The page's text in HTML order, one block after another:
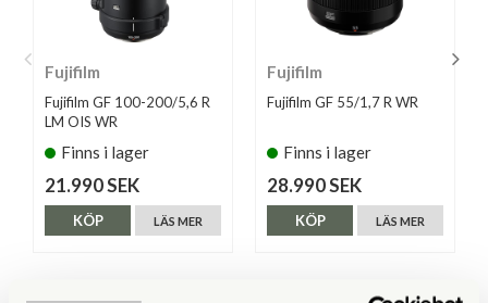
Fujifilm
Fujifilm GF 100-200/5,6 R
LM OIS WR
Finns i lager
21.990 SEK
LÄS MER
KÖP
Fujifilm
Fujifilm GF 55/1,7 R WR
Finns i lager
28.990 SEK
LÄS MER
KÖP